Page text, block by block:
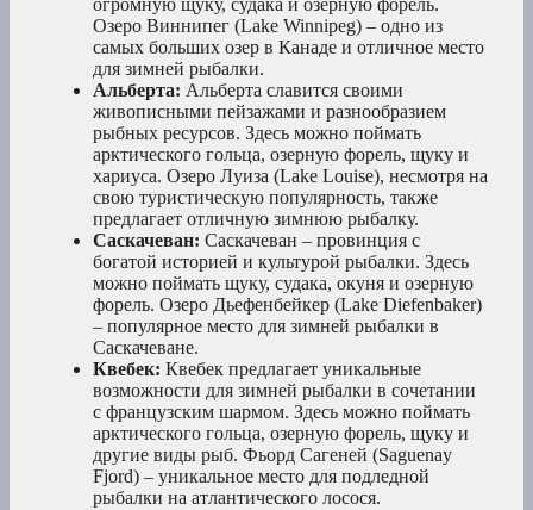
огромную щуку, судака и озерную форель.
Озеро Виннипег (Lake Winnipeg) – одно из
самых больших озер в Канаде и отличное место
для зимней рыбалки.
Альберта: Альберта славится своими
живописными пейзажами и разнообразием
рыбных ресурсов. Здесь можно поймать
арктического гольца, озерную форель, щуку и
хариуса. Озеро Луиза (Lake Louise), несмотря на
свою туристическую популярность, также
предлагает отличную зимнюю рыбалку.
Саскачеван: Саскачеван – провинция с
богатой историей и культурой рыбалки. Здесь
можно поймать щуку, судака, окуня и озерную
форель. Озеро Дьефенбейкер (Lake Diefenbaker)
– популярное место для зимней рыбалки в
Саскачеване.
Квебек: Квебек предлагает уникальные
возможности для зимней рыбалки в сочетании
с французским шармом. Здесь можно поймать
арктического гольца, озерную форель, щуку и
другие виды рыб. Фьорд Сагеней (Saguenay
Fjord) – уникальное место для подледной
рыбалки на атлантического лосося.